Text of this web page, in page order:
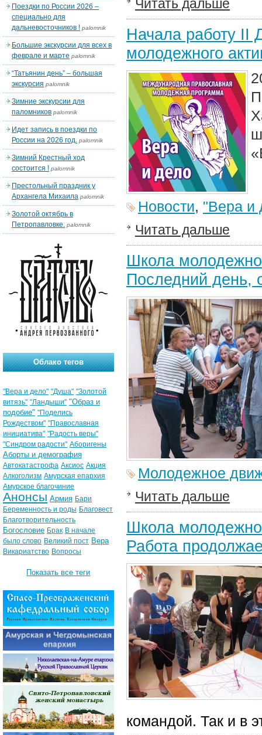
Читать дальше
Начала работу II
молодежного
Новости, "Вера и
Читать дальше
Школа
Последний день,
Молодежное
Читать дальше
Школа
Работа
командой. Так и в
Поездки по России 2026 –
специально для
дальневосточников ! palomnik
Большие экскурсии для всех в
феврале и марте palomnik
“Татьянин день” – большая
экскурсия palomnik
Зимние экскурсии для
паломников palomnik
Идет запись в поездки по
России на 2026 год. palomnik
Зимний Крестный ход
состоится ! palomnik
Престольный праздник у
Архангела Михаила palomnik
Золотой октябрь в
Петропавловке. palomnik
Облако тегов
"Вера и дело" "Душа" "Золотой
витязь" "Ландыши" "Образ и
подобие" "Поделись
Рождеством" "Православная
инициатива" "Радость веры"
"Синдром радости" Аборигены
Аборты и демография
Автокатастрофа Аксиос Акция
Алкоголизм Амурская епархия
Амурское благочиние
Анонсы Армия Бари
Беременность и роды Благовест
Благотворительность
Богословие Брак В начале
было слово Великий пост Вера
Викариатство Вопросы
Показать все теги